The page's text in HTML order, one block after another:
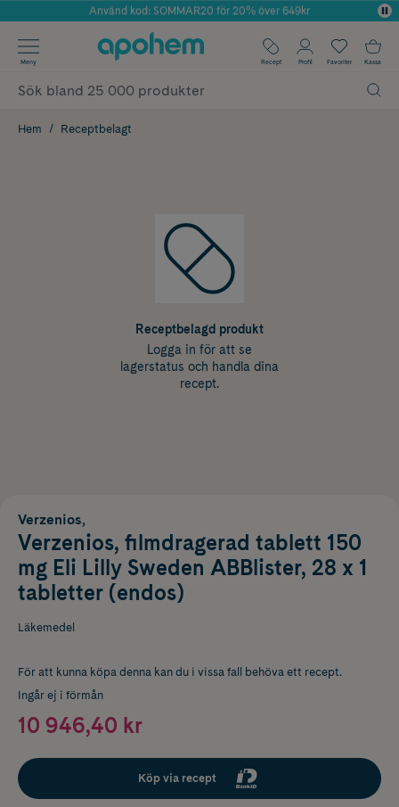
Årets Butik 2025 inom Skönhet
Använd kod: SOMMAR20 för 20% över 649kr
✓ Fri frakt
✓ Poäng på alla köp*
Meny Recept Profil Favoriter Kassa
Hem Receptbelagt
Receptbelagd produkt
Logga in för att se
lagerstatus och handla dina
recept.
Verzenios,
Verzenios, filmdragerad tablett 150
mg Eli Lilly Sweden ABBlister, 28 x 1
tabletter (endos)
Läkemedel
För att kunna köpa denna kan du i vissa fall behöva ett recept.
Ingår ej i förmån
10 946,40 kr
Köp via recept